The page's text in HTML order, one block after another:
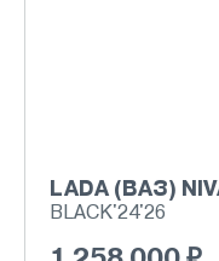
LADA (ВАЗ)
BLACK'24'26